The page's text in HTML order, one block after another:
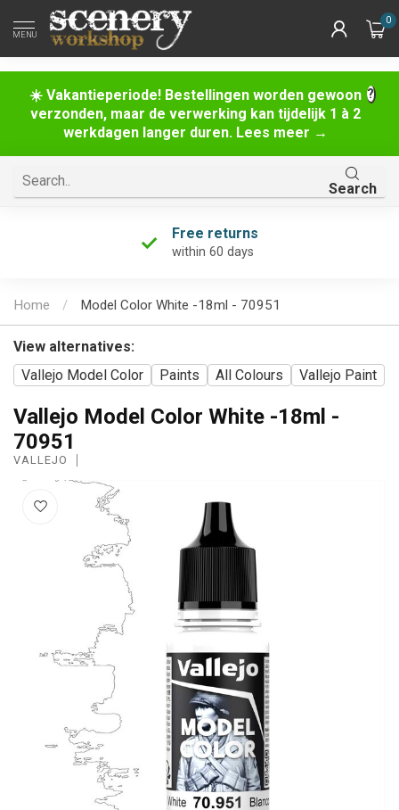
☀️ Vakantieperiode! Bestellingen worden gewoon
verzonden, maar de verwerking kan tijdelijk 1 à 2
werkdagen langer duren. Lees meer →
MENU
0
Search
Free returns
within 60 days
Home / Model Color White -18ml - 70951
View alternatives:
Vallejo Model Color
Paints All Colours Vallejo Paint
Vallejo Model Color White -18ml -
70951
VALLEJO